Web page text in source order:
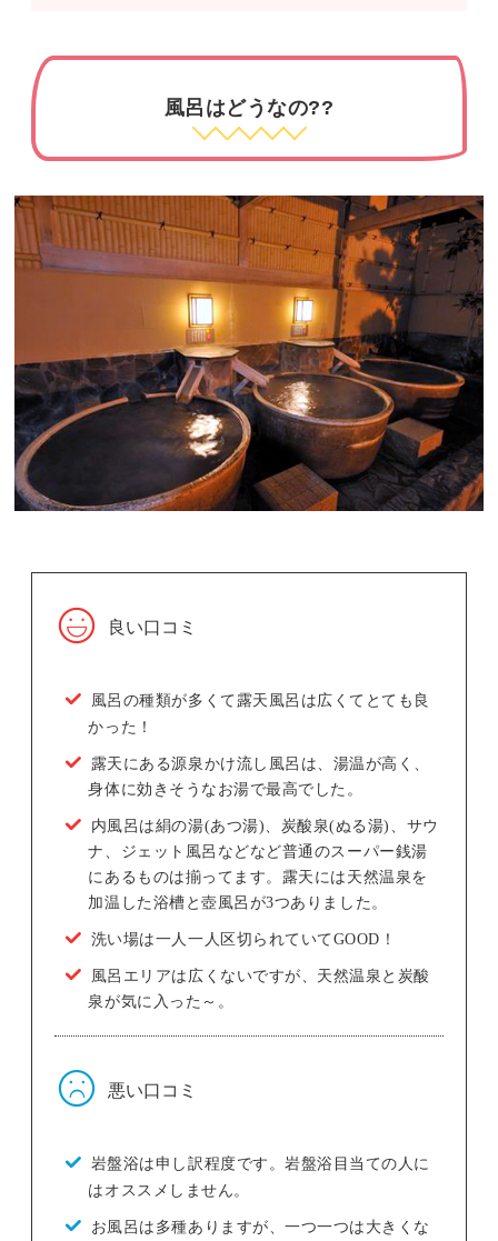
風呂はどうなの??
良い口コミ
風呂の種類が多くて露天風呂は広くてとても良
かった！
露天にある源泉かけ流し風呂は、湯温が高く、
身体に効きそうなお湯で最高でした。
内風呂は絹の湯(あつ湯)、炭酸泉(ぬる湯)、サウ
ナ、ジェット風呂などなど普通のスーパー銭湯
にあるものは揃ってます。露天には天然温泉を
加温した浴槽と壺風呂が3つありました。
洗い場は一人一人区切られていてGOOD！
風呂エリアは広くないですが、天然温泉と炭酸
泉が気に入った～。
悪い口コミ
岩盤浴は申し訳程度です。岩盤浴目当ての人に
はオススメしません。
お風呂は多種ありますが、一つ一つは大きくな